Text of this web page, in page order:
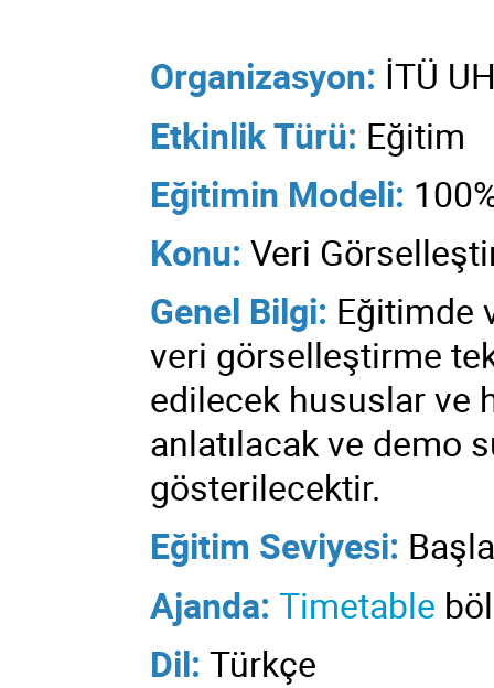
Organizasyon: İTÜ
Etkinlik Türü: Eğitim
Eğitimin Modeli:
Konu: Veri
Genel Bilgi: Eğitimde
veri görselleştirme
edilecek hususlar ve
anlatılacak ve demo
gösterilecektir.
Eğitim Seviyesi:
Ajanda: Timetable
Dil: Türkçe